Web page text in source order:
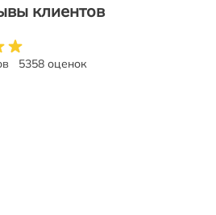
клиентов
5358 оценок